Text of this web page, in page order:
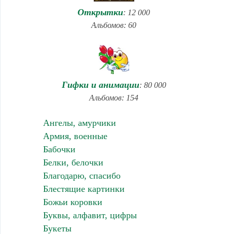
Открытки: 12 000
Альбомов: 60
Гифки и анимации: 80 000
Альбомов: 154
Ангелы, амурчики
Армия, военные
Бабочки
Белки, белочки
Благодарю, спасибо
Блестящие картинки
Божьи коровки
Буквы, алфавит, цифры
Букеты